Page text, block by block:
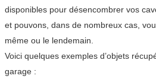
disponibles pour désencombrer vos
et pouvons, dans de nombreux cas,
même ou le lendemain.
Voici quelques exemples d’objets
garage :